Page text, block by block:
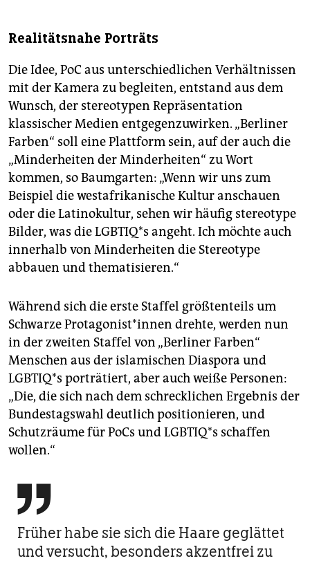
Realitätsnahe Porträts
Die Idee, PoC aus unterschiedlichen Verhältnissen
mit der Kamera zu begleiten, entstand aus dem
Wunsch, der stereotypen Repräsentation
klassischer Medien entgegenzuwirken. „Berliner
Farben“ soll eine Plattform sein, auf der auch die
„Minderheiten der Minderheiten“ zu Wort
kommen, so Baumgarten: „Wenn wir uns zum
Beispiel die westafrikanische Kultur anschauen
oder die Latinokultur, sehen wir häufig stereotype
Bilder, was die LGBTIQ*s angeht. Ich möchte auch
innerhalb von Minderheiten die Stereotype
abbauen und thematisieren.“
Während sich die erste Staffel größtenteils um
Schwarze Protagonist*innen drehte, werden nun
in der zweiten Staffel von „Berliner Farben“
Menschen aus der islamischen Diaspora und
LGBTIQ*s porträtiert, aber auch weiße Personen:
„Die, die sich nach dem schrecklichen Ergebnis der
Bundestagswahl deutlich positionieren, und
Schutzräume für PoCs und LGBTIQ*s schaffen
wollen.“

Früher habe sie sich die Haare geglättet
und versucht, besonders akzentfrei zu